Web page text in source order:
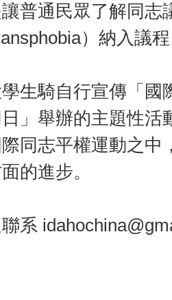
普通民眾了解同
）納入議
生騎自行宣傳「
日」舉辦的主題性
同志平權運動之
的進步。
系